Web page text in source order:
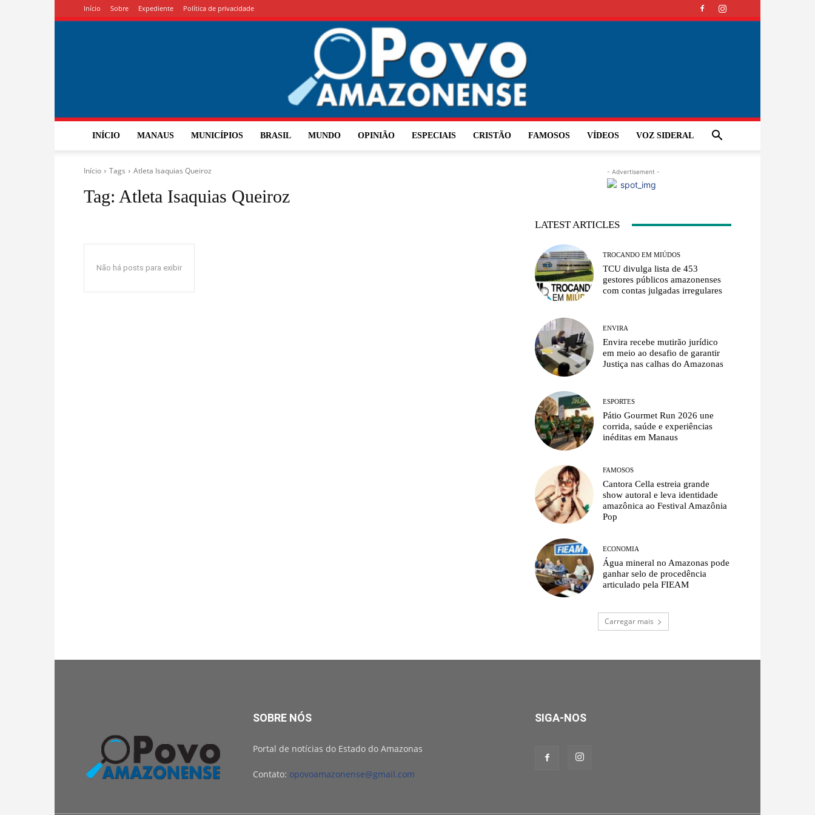
Início Sobre Expediente Política de privacidade
INÍCIO MANAUS MUNICÍPIOS BRASIL MUNDO OPINIÃO ESPECIAIS CRISTÃO FAMOSOS VÍDEOS VOZ SIDERAL
Início Tags Atleta Isaquias Queiroz
Tag: Atleta Isaquias Queiroz
Não há posts para exibir
- Advertisement -
LATEST ARTICLES
TROCANDO EM MIÚDOS
TCU divulga lista de 453
gestores públicos amazonenses
com contas julgadas irregulares
ENVIRA
Envira recebe mutirão jurídico
em meio ao desafio de garantir
Justiça nas calhas do Amazonas
ESPORTES
Pátio Gourmet Run 2026 une
corrida, saúde e experiências
inéditas em Manaus
FAMOSOS
Cantora Cella estreia grande
show autoral e leva identidade
amazônica ao Festival Amazônia
Pop
ECONOMIA
Água mineral no Amazonas pode
ganhar selo de procedência
articulado pela FIEAM
Carregar mais
SOBRE NÓS
Portal de notícias do Estado do Amazonas
Contato: opovoamazonense@gmail.com
SIGA-NOS